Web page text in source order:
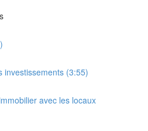
investissements (3:55)
avec les locaux